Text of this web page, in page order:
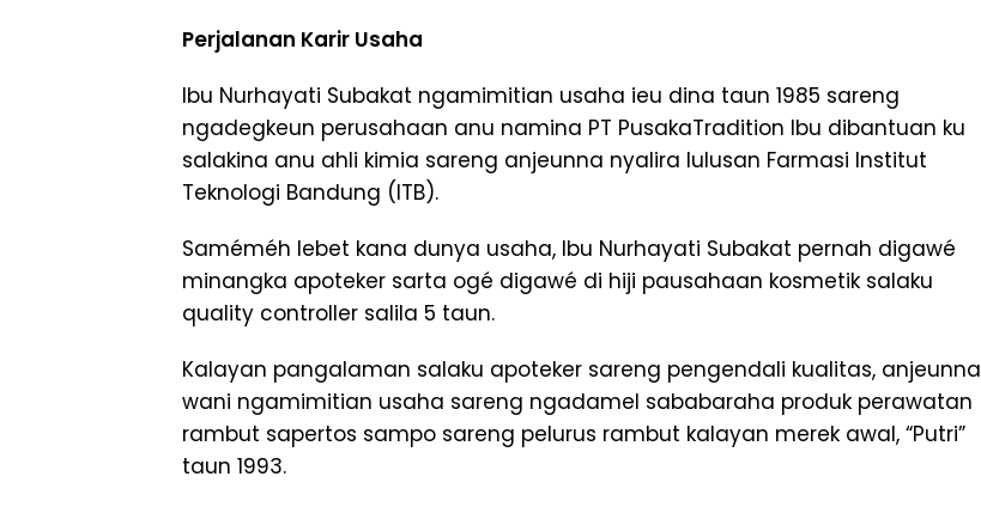
Perjalanan Karir Usaha
Ibu Nurhayati Subakat ngamimitian usaha ieu dina taun 1985 sareng
ngadegkeun perusahaan anu namina PT PusakaTradition Ibu dibantuan ku
salakina anu ahli kimia sareng anjeunna nyalira lulusan Farmasi Institut
Teknologi Bandung (ITB).
Saméméh lebet kana dunya usaha, Ibu Nurhayati Subakat pernah digawé
minangka apoteker sarta ogé digawé di hiji pausahaan kosmetik salaku
quality controller salila 5 taun.
Kalayan pangalaman salaku apoteker sareng pengendali kualitas, anjeunna
wani ngamimitian usaha sareng ngadamel sababaraha produk perawatan
rambut sapertos sampo sareng pelurus rambut kalayan merek awal, “Putri”
taun 1993.